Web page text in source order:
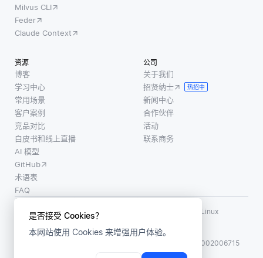
是否接受 Cookies？
本网站使用 Cookies 来增强用户体验。
Milvus CLI
Feder
Claude Context
资源
博客
学习中心
常用场景
客户案例
竞品对比
白皮书和线上直播
AI 模型
GitHub
术语表
FAQ
公司
关于我们
招贤纳士
热招中
新闻中心
合作伙伴
活动
联系商务
使用条款
LF AI、LF AI & Data、Milvus，以及相关的开源项目名称为 Linux
Foundation 所有商标
版权所有 ©2026 上海赜睿信息科技有限公司保留所有权利
沪公网安备31011002006715